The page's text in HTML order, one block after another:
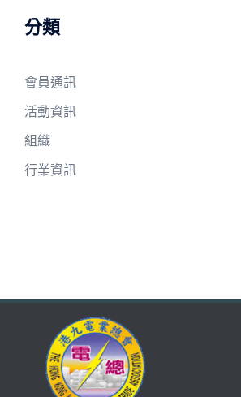
分類
會員通訊
活動資訊
組織
行業資訊